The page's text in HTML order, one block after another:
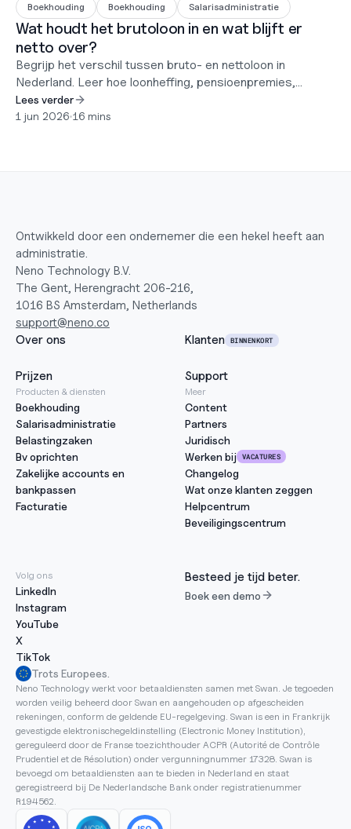
Boekhouding Boekhouding Salarisadministratie
Wat houdt het brutoloon in en wat blijft er
netto over?
Begrijp het verschil tussen bruto- en nettoloon in
Nederland. Leer hoe loonheffing, pensioenpremies,
vakantiegeld en DGA-salarisregels beïnvloeden wat
werknemers daadwerkelijk ontvangen.
Lees verder
1 jun 2026•16 mins
Ontwikkeld door een ondernemer die een hekel heeft aan
administratie.
Neno Technology B.V.
The Gent, Herengracht 206-216,
1016 BS Amsterdam, Netherlands
support@neno.co
Over ons
Klanten BINNENKORT
Prijzen Support
Producten & diensten
Boekhouding
Salarisadministratie
Belastingzaken
Bv oprichten
Zakelijke accounts en
bankpassen
Facturatie
Meer
Content
Partners
Juridisch
Werken bij
VACATURES
Changelog
Wat onze klanten zeggen
Helpcentrum
Beveiligingscentrum
Volg ons
LinkedIn
Instagram
YouTube
X
TikTok
Besteed je tijd beter.
Boek een demo
Trots Europees.
Neno Technology werkt voor betaaldiensten samen met Swan. Je tegoeden
worden veilig beheerd door Swan en aangehouden op afgescheiden
rekeningen, conform de geldende EU-regelgeving. Swan is een in Frankrijk
gevestigde elektronischegeldinstelling (Electronic Money Institution),
gereguleerd door de Franse toezichthouder ACPR (Autorité de Contrôle
Prudentiel et de Résolution) onder vergunningnummer 17328. Swan is
bevoegd om betaaldiensten aan te bieden in Nederland en staat
geregistreerd bij De Nederlandsche Bank onder registratienummer
R194562.